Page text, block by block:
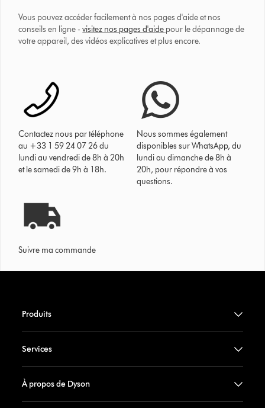
Vous pouvez accéder facilement à nos pages d'aide et nos
conseils en ligne -visitez nos pages d'aide pour le dépannage de
votre appareil, des vidéos explicatives et plus encore.
Contactez nous par téléphone
au +33 1 59 24 07 26 du
lundi au vendredi de 8h à 20h
et le samedi de 9h à 18h.
Nous sommes également
disponibles sur WhatsApp, du
lundi au dimanche de 8h à
20h, pour répondre à vos
questions.
Suivre ma commande
Produits
Services
À propos de Dyson